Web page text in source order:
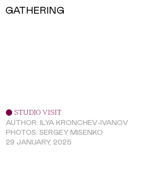
GATHERING
STUDIO VISIT
AUTHOR: ILYA KRONCHEV-IVANOV
PHOTOS: SERGEY MISENKO
29 JANUARY, 2025